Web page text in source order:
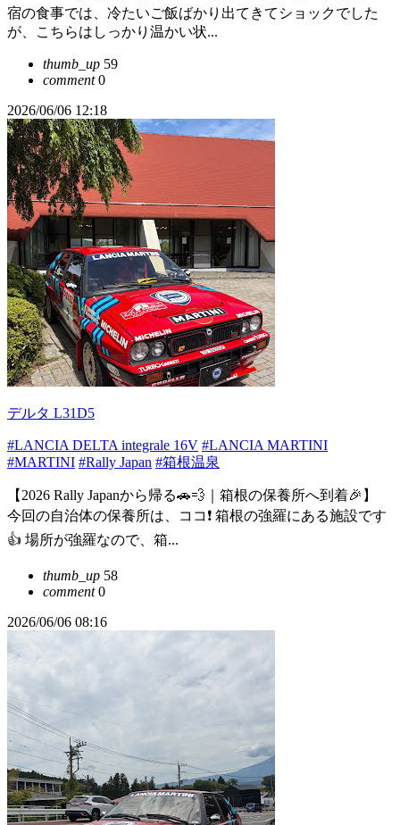
宿の食事では、冷たいご飯ばかり出てきてショックでした
が、こちらはしっかり温かい状...
thumb_up 59
comment0
2026/06/06 12:18
デルタ L31D5
#LANCIA DELTA integrale 16V #LANCIA MARTINI
#MARTINI #Rally Japan #箱根温泉
【2026 Rally Japanから帰る🚗💨｜箱根の保養所へ到着🎉】
今回の自治体の保養所は、ココ❗️ 箱根の強羅にある施設です
👍 場所が強羅なので、箱...
thumb_up 58
comment0
2026/06/06 08:16